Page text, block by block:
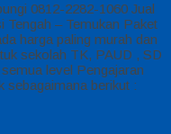
0812-2282-1060 Jual
Tengah – Temukan Paket
harga paling murah dan
sekolah TK, PAUD , SD
level Pengajaran
sebagaimana berikut :